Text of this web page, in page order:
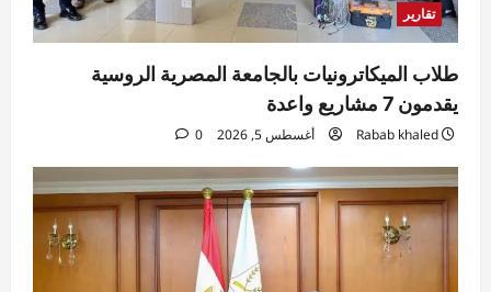
تقارير
طلاب الميكاترونيات بالجامعة المصرية الروسية
يقدمون 7 مشاريع واعدة
Rabab khaled أغسطس 5, 2026 0